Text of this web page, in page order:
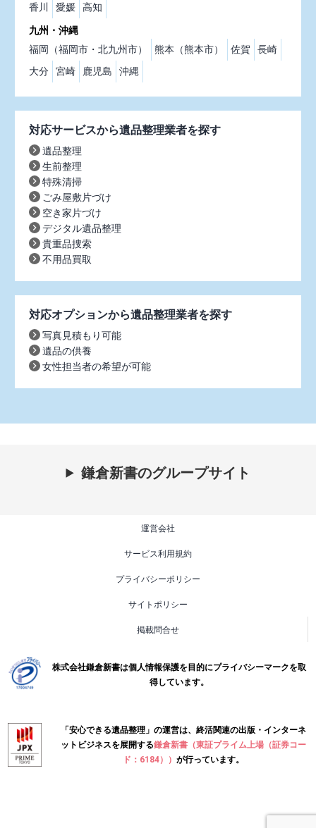
香川
愛媛 高知
九州・沖縄
福岡（福岡市・北九州市）
熊本（熊本市） 佐賀
長崎
大分
宮崎 鹿児島 沖縄
対応サービスから遺品整理業者を探す
遺品整理
生前整理
特殊清掃
ごみ屋敷片づけ
空き家片づけ
デジタル遺品整理
貴重品捜索
不用品買取
対応オプションから遺品整理業者を探す
写真見積もり可能
遺品の供養
女性担当者の希望が可能
鎌倉新書のグループサイト
運営会社
サービス利用規約
プライバシーポリシー
サイトポリシー
掲載問合せ
株式会社鎌倉新書は個人情報保護を目的にプライバシーマークを取
得しています。
「安心できる遺品整理」の運営は、終活関連の出版・インターネ
ットビジネスを展開する鎌倉新書（東証プライム上場（証券コー
ド：6184）） が行っています。